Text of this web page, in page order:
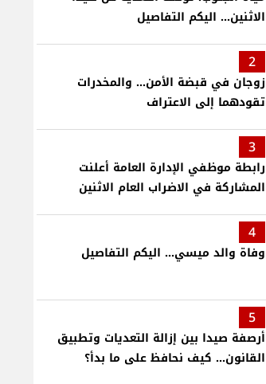
الاثنين... اليكم التفاصيل
2
زوجان في قبضة الأمن... والمخدرات
تقودهما إلى الاعتراف
3
رابطة موظفي الإدارة العامة أعلنت
المشاركة في الاضراب العام الاثنين
4
وفاة والد ميسي... اليكم التفاصيل
5
أرصفة صيدا بين إزالة التعديات وتطبيق
القانون... كيف نحافظ على ما بدأ؟